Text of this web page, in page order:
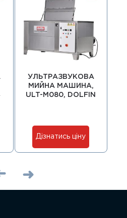
УЛЬТРАЗВУКОВА
МИЙНА МАШИНА,
ULT-М080, DOLFIN
Дізнатись ціну